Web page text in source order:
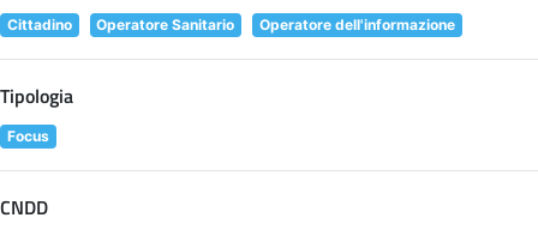
Cittadino Operatore Sanitario Operatore dell'informazione
Tipologia
Focus
CNDD